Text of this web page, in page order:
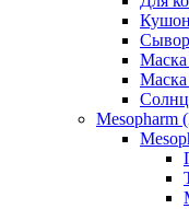
Маска
Маска
Mesopharm